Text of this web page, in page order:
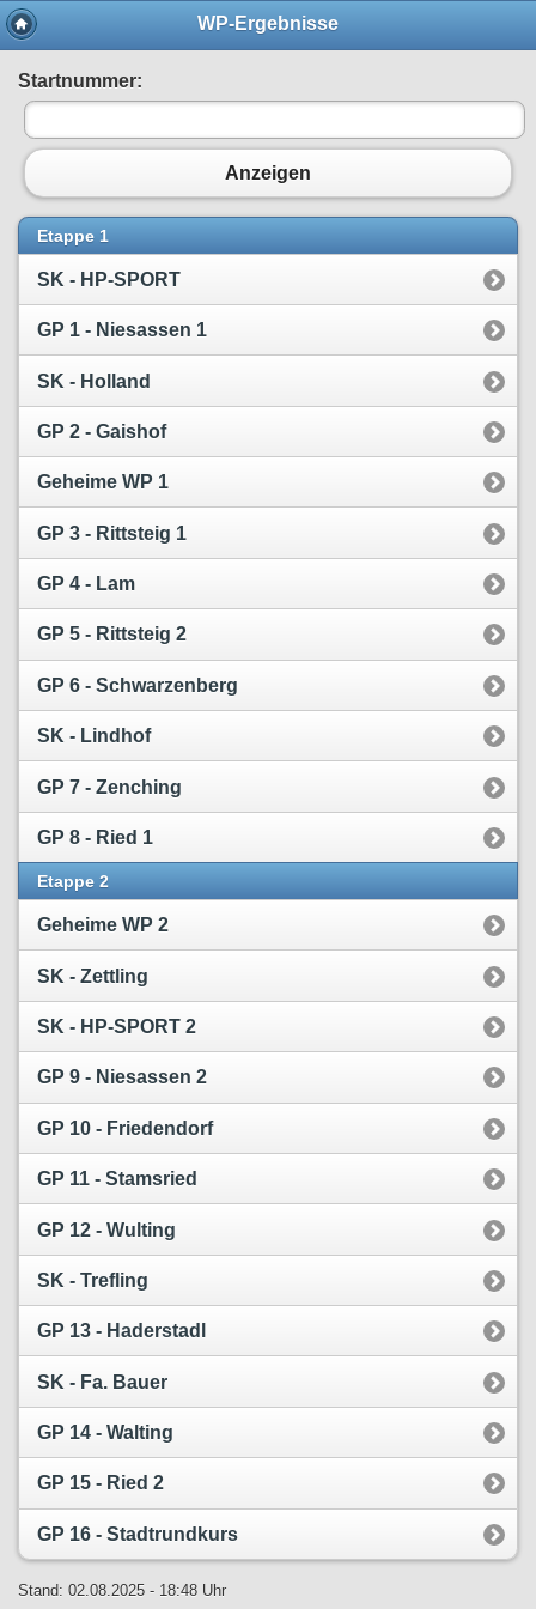
WP-Ergebnisse
Startnummer:
Anzeigen
Etappe 1
SK - HP-SPORT
GP 1 - Niesassen 1
SK - Holland
GP 2 - Gaishof
Geheime WP 1
GP 3 - Rittsteig 1
GP 4 - Lam
GP 5 - Rittsteig 2
GP 6 - Schwarzenberg
SK - Lindhof
GP 7 - Zenching
GP 8 - Ried 1
Etappe 2
Geheime WP 2
SK - Zettling
SK - HP-SPORT 2
GP 9 - Niesassen 2
GP 10 - Friedendorf
GP 11 - Stamsried
GP 12 - Wulting
SK - Trefling
GP 13 - Haderstadl
SK - Fa. Bauer
GP 14 - Walting
GP 15 - Ried 2
GP 16 - Stadtrundkurs
Stand: 02.08.2025 - 18:48 Uhr